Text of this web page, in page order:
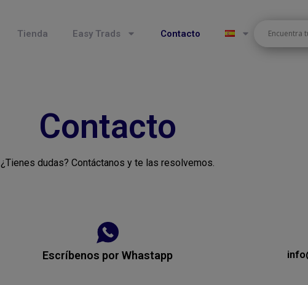
Tienda Easy Trads Contacto
Contacto
¿Tienes dudas? Contáctanos y te las resolvemos.
Escríbenos por Whastapp